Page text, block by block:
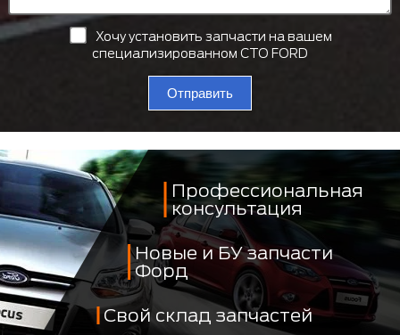
Хочу установить запчасти на вашем
специализированном СТО FORD
Отправить
Профессиональная
консультация
Новые и БУ запчасти
Форд
Свой склад запчастей